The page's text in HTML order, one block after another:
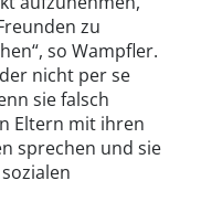
zu
so Wampfler.
nicht per se
sie falsch
Eltern mit ihren
sprechen und sie